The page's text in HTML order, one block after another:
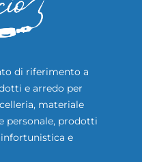
di riferimento a
e arredo per
materiale
personale, prodotti
e